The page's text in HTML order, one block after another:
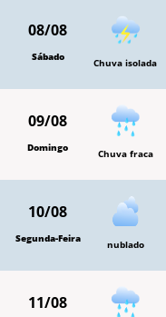
08/08
Sábado Chuva isolada
09/08
Domingo Chuva fraca
10/08
Segunda-Feira nublado
11/08